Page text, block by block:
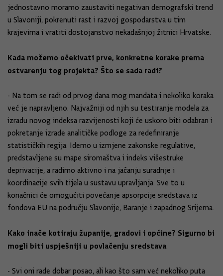
jednostavno moramo zaustaviti negativan demografski trend
u Slavoniji, pokrenuti rast i razvoj gospodarstva u tim
krajevima i vratiti dostojanstvo nekadašnjoj žitnici Hrvatske.
Kada možemo očekivati prve, konkretne korake prema
ostvarenju tog projekta? Što se sada radi?
- Na tom se radi od prvog dana mog mandata i nekoliko koraka
već je napravljeno. Najvažniji od njih su testiranje modela za
izradu novog indeksa razvijenosti koji će uskoro biti odabran i
pokretanje izrade analitičke podloge za redefiniranje
statističkih regija. Idemo u izmjene zakonske regulative,
predstavljene su mape siromaštva i indeks višestruke
deprivacije, a radimo aktivno i na jačanju suradnje i
koordinacije svih tijela u sustavu upravljanja. Sve to u
konačnici će omogućiti povećanje apsorpcije sredstava iz
fondova EU na području Slavonije, Baranje i zapadnog Srijema.
Kako inače kotiraju županije, gradovi i općine? Sigurno bi
mogli biti uspješniji u povlačenju sredstava.
- Svi oni rade dobar posao, ali kao što sam već nekoliko puta